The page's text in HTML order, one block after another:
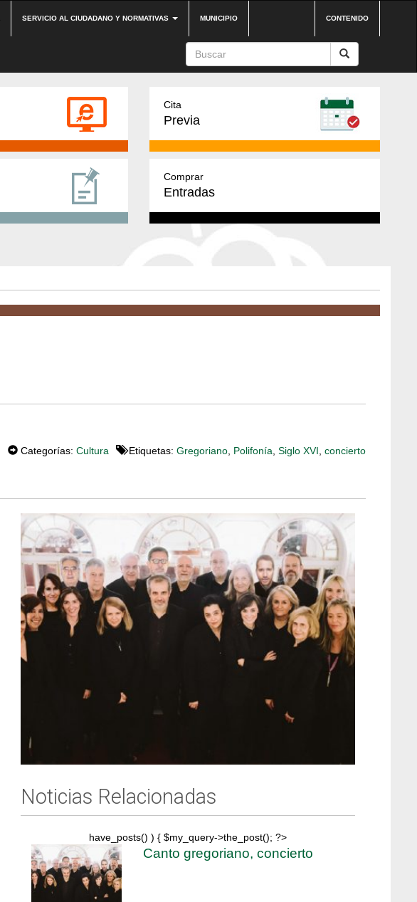
SERVICIO AL CIUDADANO Y NORMATIVAS MUNICIPIO CONTENIDO
Cita
Previa
Comprar
Entradas
Categorías: Cultura Etiquetas: Gregoriano Polifonía Siglo XVI concierto
Noticias Relacionadas
have_posts() ) { $my_query->the_post(); ?>
Canto gregoriano, concierto